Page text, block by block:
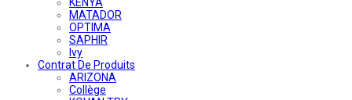
MATADOR
OPTIMA
SAPHIR
Ivy
Contrat De Produits
ARIZONA
Collège